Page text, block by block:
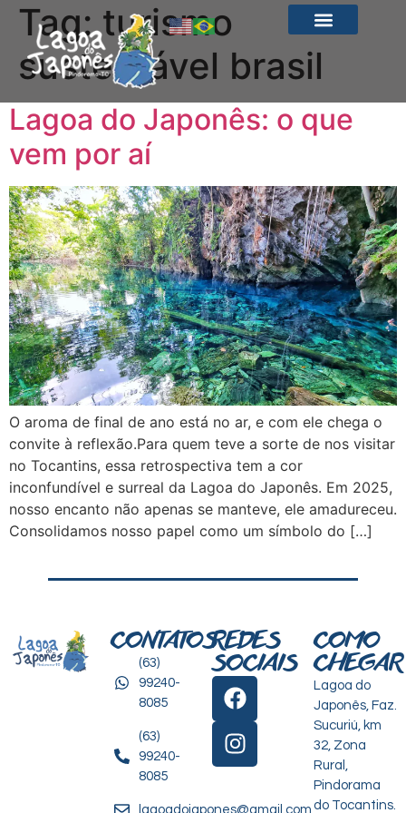
Tag:turismo
sustentável brasil
Lagoa do Japonês: o que
vem por aí
O aroma de final de ano está no ar, e com ele chega o
convite à reflexão.Para quem teve a sorte de nos visitar
no Tocantins, essa retrospectiva tem a cor
inconfundível e surreal da Lagoa do Japonês. Em 2025,
nosso encanto não apenas se manteve, ele amadureceu.
Consolidamos nosso papel como um símbolo do […]
CONTATOS
(63)
99240-
8085
(63)
99240-
8085
lagoadojapones@gmail.com
REDES
SOCIAIS
COMO
CHEGAR
Lagoa do
Japonês, Faz.
Sucuriú, km
32, Zona
Rural,
Pindorama
do Tocantins.